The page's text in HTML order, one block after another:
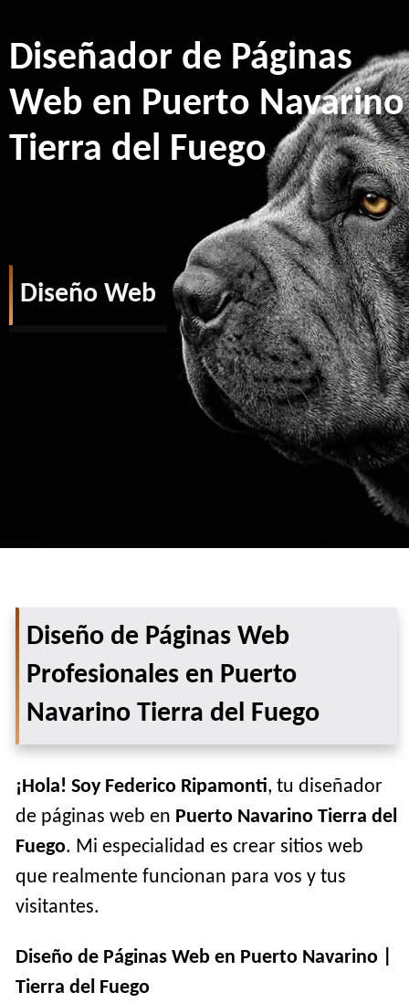
Diseñador de Páginas
Web en Puerto Navarino
Tierra del Fuego
Diseño Web
Diseño de Páginas Web
Profesionales en Puerto
Navarino Tierra del Fuego
¡Hola! Soy Federico Ripamonti, tu diseñador
de páginas web en Puerto Navarino Tierra del
Fuego. Mi especialidad es crear sitios web
que realmente funcionan para vos y tus
visitantes.
Diseño de Páginas Web en Puerto Navarino |
Tierra del Fuego